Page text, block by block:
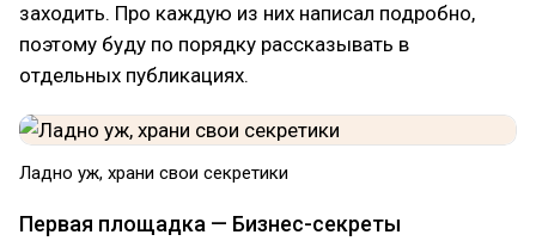
заходить. Про каждую из них написал подробно,
поэтому буду по порядку рассказывать в
отдельных публикациях.
Ладно уж, храни свои секретики
Первая площадка — Бизнес-секреты